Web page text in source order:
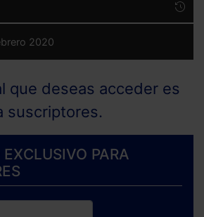
2020
que deseas acceder es
suscriptores.
PARA